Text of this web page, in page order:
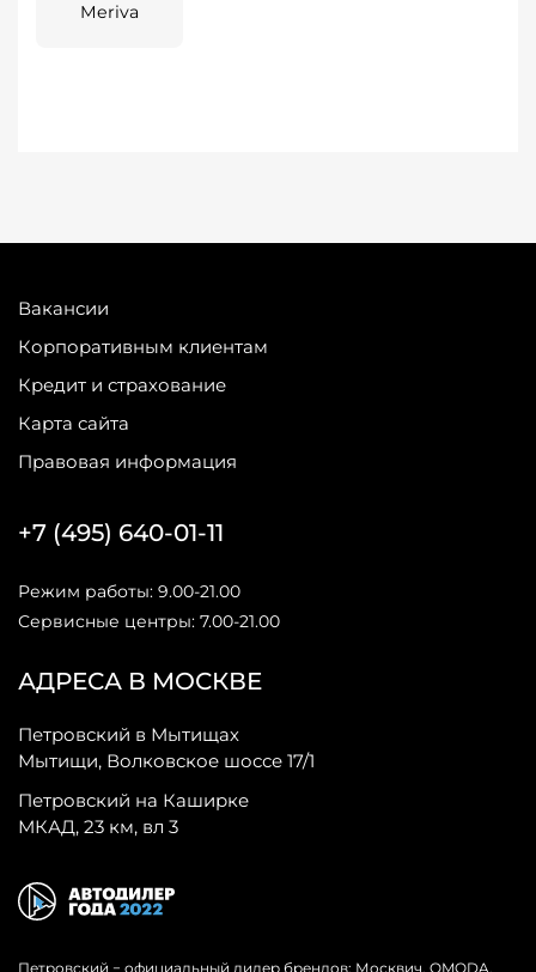
Meriva
Вакансии
Корпоративным клиентам
Кредит и страхование
Карта сайта
Правовая информация
АДРЕСА В МОСКВЕ
Петровский в Мытищах
Мытищи, Волковское шоссе 17/1
Петровский на Каширке
МКАД, 23 км, вл 3
+7 (495) 640-01-11
Режим работы: 9.00-21.00
Сервисные центры: 7.00-21.00
Петровский − официальный дилер брендов: Москвич, OMODA,